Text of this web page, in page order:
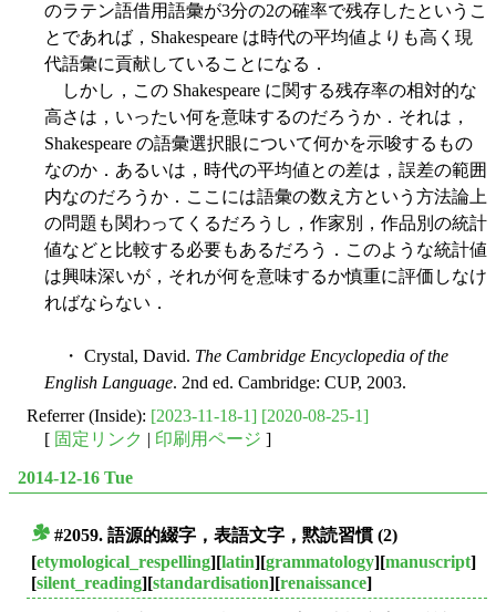
のラテン語借用語彙が3分の2の確率で残存したというこ
とであれば，Shakespeare は時代の平均値よりも高く現
代語彙に貢献していることになる．
しかし，この Shakespeare に関する残存率の相対的な
高さは，いったい何を意味するのだろうか．それは，
Shakespeare の語彙選択眼について何かを示唆するもの
なのか．あるいは，時代の平均値との差は，誤差の範囲
内なのだろうか．ここには語彙の数え方という方法論上
の問題も関わってくるだろうし，作家別，作品別の統計
値などと比較する必要もあるだろう．このような統計値
は興味深いが，それが何を意味するか慎重に評価しなけ
ればならない．
・ Crystal, David. The Cambridge Encyclopedia of the
English Language. 2nd ed. Cambridge: CUP, 2003.
Referrer (Inside): [2023-11-18-1] [2020-08-25-1]
[ 固定リンク | 印刷用ページ ]
2014-12-16 Tue
#2059. 語源的綴字，表語文字，黙読習慣 (2)
[etymological_respelling][latin][grammatology][manuscript]
[silent_reading][standardisation][renaissance]